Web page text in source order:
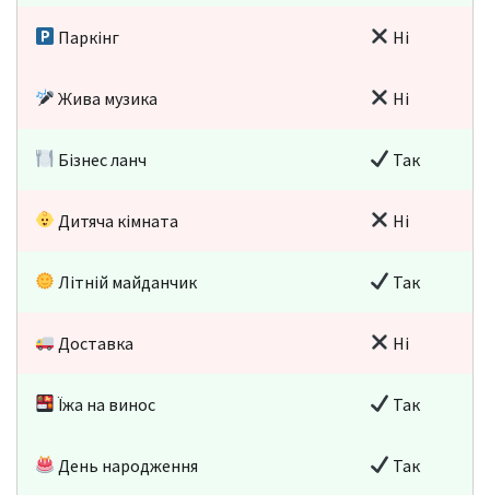
Паркінг Ні
Жива музика Ні
Бізнес ланч Так
Дитяча кімната Ні
Літній майданчик Так
Доставка Ні
Їжа на винос Так
День народження Так